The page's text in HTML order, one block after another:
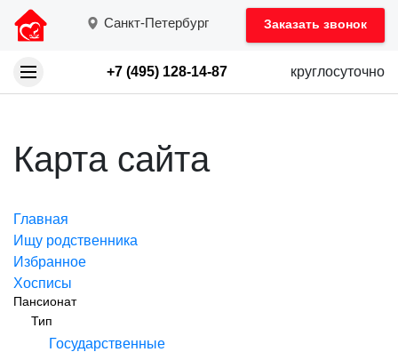
Санкт-Петербург Заказать звонок
+7 (495) 128-14-87 круглосуточно
Карта сайта
Главная
Ищу родственника
Избранное
Хосписы
Пансионат
Тип
Государственные